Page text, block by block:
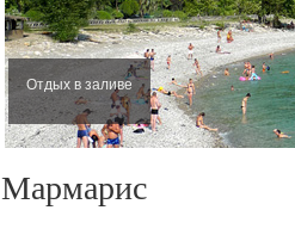
Отдых в заливе
Мармарис